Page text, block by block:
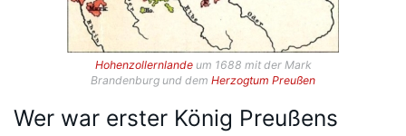
Hohenzollernlandeum 1688 mit der Mark
Brandenburg und dem Herzogtum Preußen
Wer war erster König Preußens